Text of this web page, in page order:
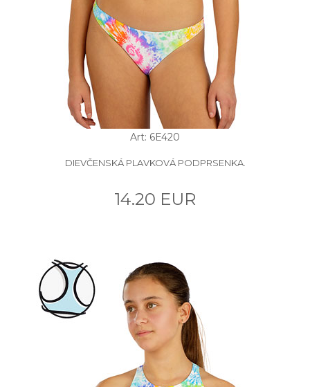
Art: 6E420
DIEVČENSKÁ PLAVKOVÁ PODPRSENKA.
14.20 EUR